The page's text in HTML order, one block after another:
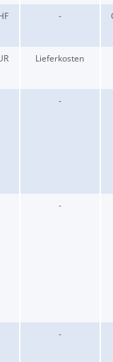
-
Lieferkosten
-
-
-